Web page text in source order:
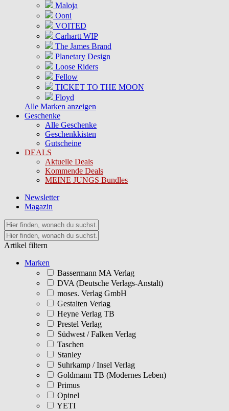
Maloja
Ooni
VOITED
Carhartt WIP
The James Brand
Planetary Design
Loose Riders
Fellow
TICKET TO THE MOON
Floyd
Alle Marken anzeigen
Geschenke
Alle Geschenke
Geschenkkisten
Gutscheine
DEALS
Aktuelle Deals
Kommende Deals
MEINE JUNGS Bundles
Newsletter
Magazin
Artikel filtern
Marken
Bassermann MA Verlag
DVA (Deutsche Verlags-Anstalt)
moses. Verlag GmbH
Gestalten Verlag
Heyne Verlag TB
Prestel Verlag
Südwest / Falken Verlag
Taschen
Stanley
Suhrkamp / Insel Verlag
Goldmann TB (Modernes Leben)
Primus
Opinel
YETI